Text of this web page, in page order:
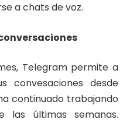
a chats de voz.
Telegram permite a
convesaciones desde
continuado trabajando
las últimas semanas.